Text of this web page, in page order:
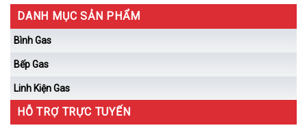
DANH MỤC SẢN PHẨM
Bình Gas
Bếp Gas
Linh Kiện Gas
HỖ TRỢ TRỰC TUYẾN